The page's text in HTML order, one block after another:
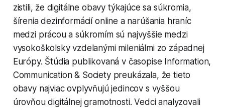
zistili, že digitálne obavy týkajúce sa súkromia,
šírenia dezinformácií online a narúšania hraníc
medzi prácou a súkromím sú najvyššie medzi
vysokoškolsky vzdelanými mileniálmi zo západnej
Európy. Štúdia publikovaná v časopise Information,
Communication & Society preukázala, že tieto
obavy najviac ovplyvňujú jedincov s vyššou
úrovňou digitálnej gramotnosti. Vedci analyzovali